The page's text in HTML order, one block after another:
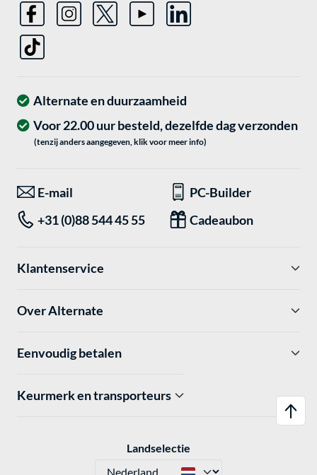
Alternate en duurzaamheid
Voor 22.00 uur besteld, dezelfde dag verzonden
(tenzij anders aangegeven, klik voor meer info)
E-mail
PC-Builder
+31 (0)88 544 45 55
Cadeaubon
Klantenservice
Over Alternate
Eenvoudig betalen
Keurmerk en transporteurs
Landselectie